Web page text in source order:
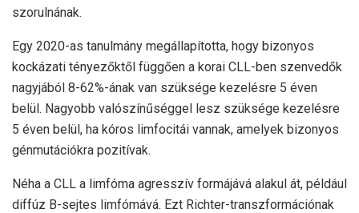
szorulnának.
Egy 2020-as tanulmány megállapította, hogy bizonyos
kockázati tényezőktől függően a korai CLL-ben szenvedők
nagyjából 8-62%-ának van szüksége kezelésre 5 éven
belül. Nagyobb valószínűséggel lesz szüksége kezelésre
5 éven belül, ha kóros limfocitái vannak, amelyek bizonyos
génmutációkra pozitívak.
Néha a CLL a limfóma agresszív formájává alakul át, például
diffúz B-sejtes limfómává. Ezt Richter-transzformációnak